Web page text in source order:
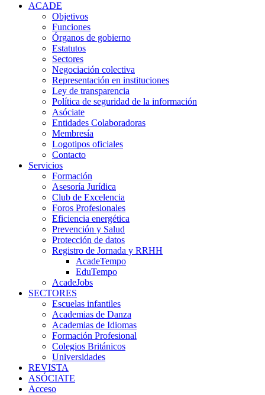
ACADE
Objetivos
Funciones
Órganos de gobierno
Estatutos
Sectores
Negociación colectiva
Representación en instituciones
Ley de transparencia
Política de seguridad de la información
Asóciate
Entidades Colaboradoras
Membresía
Logotipos oficiales
Contacto
Servicios
Formación
Asesoría Jurídica
Club de Excelencia
Foros Profesionales
Eficiencia energética
Prevención y Salud
Protección de datos
Registro de Jornada y RRHH
AcadeTempo
EduTempo
AcadeJobs
SECTORES
Escuelas infantiles
Academias de Danza
Academias de Idiomas
Formación Profesional
Colegios Británicos
Universidades
REVISTA
ASÓCIATE
Acceso